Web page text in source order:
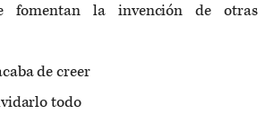
fomentan la invención de otras
de creer
todo